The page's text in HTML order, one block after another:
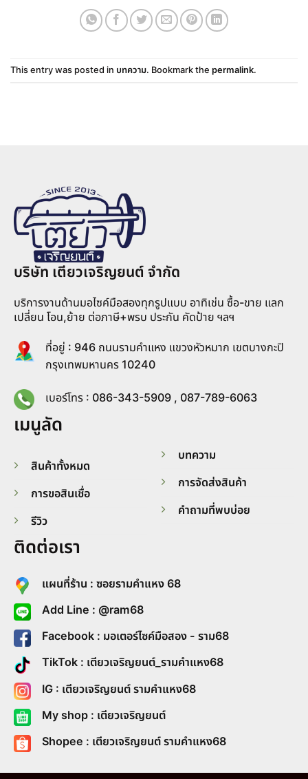
This entry was posted in บทความ. Bookmark the permalink.
บริษัท เตียวเจริญยนต์ จำกัด
บริการงานด้านมอไซค์มือสองทุกรูปแบบ อาทิเช่น ซื้อ-ขาย แลก
เปลี่ยน โอน,ย้าย ต่อภาษี+พรบ ประกัน คัดป้าย ฯลฯ
ที่อยู่ : 946 ถนนรามคำแหง แขวงหัวหมาก เขตบางกะปิ
กรุงเทพมหานคร 10240
เบอร์โทร : 086-343-5909 , 087-789-6063
เมนูลัด
สินค้าทั้งหมด
การขอสินเชื่อ
รีวิว
บทความ
การจัดส่งสินค้า
คำถามที่พบบ่อย
ติดต่อเรา
แผนที่ร้าน : ซอยรามคำแหง 68
Add Line : @ram68
Facebook : มอเตอร์ไซค์มือสอง - ราม68
TikTok : เตียวเจริญยนต์_รามคำแหง68
IG : เตียวเจริญยนต์ รามคำแหง68
My shop : เตียวเจริญยนต์
Shopee : เตียวเจริญยนต์ รามคำแหง68